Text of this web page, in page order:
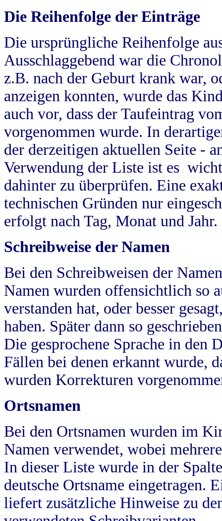
Die Reihenfolge der Einträge
Die ursprüngliche Reihenfolge
Ausschlaggebend war die
z.B. nach der Geburt krank war,
anzeigen konnten, wurde das
auch vor, dass der Taufeintrag
vorgenommen wurde. In
der derzeitigen aktuellen Seite -
Verwendung der Liste ist es
dahinter zu überprüfen. Eine
technischen Gründen nur
erfolgt nach Tag, Monat und Jahr.
Schreibweise der Namen
Bei den Schreibweisen der
Namen wurden offensichtlich so
verstanden hat, oder besser
haben. Später dann so
Die gesprochene Sprache in
Fällen bei denen erkannt wurde,
wurden Korrekturen
Ortsnamen
Bei den Ortsnamen wurden im
Namen verwendet, wobei
In dieser Liste wurde in der
deutsche Ortsname eingetragen.
liefert zusätzliche Hinweise zu